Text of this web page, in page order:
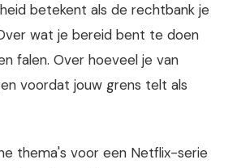
betekent als de rechtbank je
wat je bereid bent te doen
falen. Over hoeveel je van
voordat jouw grens telt als
thema's voor een Netflix-serie